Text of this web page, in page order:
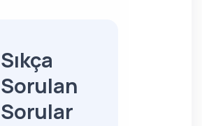
Sıkça
Sorulan
Sorular